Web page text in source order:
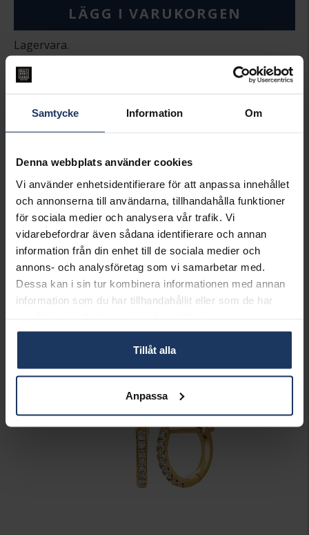
Samtycke Information Om
Denna webbplats använder cookies
Vi använder enhetsidentifierare för att anpassa innehållet
och annonserna till användarna, tillhandahålla funktioner
för sociala medier och analysera vår trafik. Vi
vidarebefordrar även sådana identifierare och annan
information från din enhet till de sociala medier och
annons- och analysföretag som vi samarbetar med.
Dessa kan i sin tur kombinera informationen med annan
information som du har tillhandahållit eller som de har
Tillåt alla
Anpassa
LÄGG I VARUKORGEN
Lagervara.
Leveranstid 2-5 arbetsdagar.
Öppet köp i 30 dagar vid onlineköp.
HÖJD CA (MM)
9,6
MATERIAL
Vitt guld
ÄDELMETALL
18K Gold
STEN/PÄRLA
Diamant
ANTAL DIAMANTER
16
DIAMANTSLIPNING
Briljant
DIAMANTFÄRG
Wesselton (H)
DIAMANTKLARHET
SI
VIKT CA (GRAM)
1,47
Matchande produkter och andra varianter